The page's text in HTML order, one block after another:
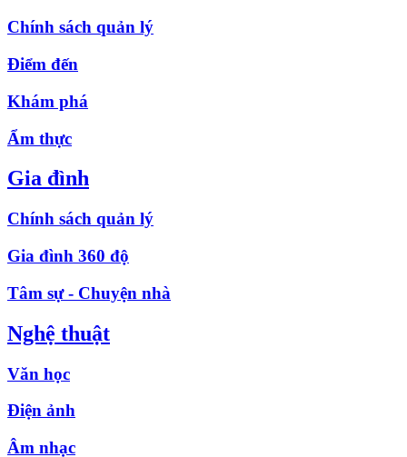
Chính sách quản lý
Điểm đến
Khám phá
Ẩm thực
Gia đình
Chính sách quản lý
Gia đình 360 độ
Tâm sự - Chuyện nhà
Nghệ thuật
Văn học
Điện ảnh
Âm nhạc